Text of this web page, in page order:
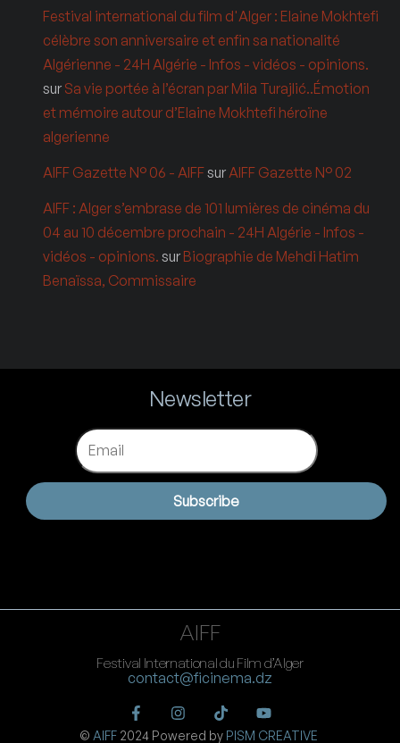
Festival international du film d'Alger : Elaine Mokhtefi
célèbre son anniversaire et enfin sa nationalité
Algérienne - 24H Algérie - Infos - vidéos - opinions.
sur Sa vie portée à l’écran par Mila Turajlić..Émotion
et mémoire autour d’Elaine Mokhtefi héroïne
algerienne
AIFF Gazette N° 06 - AIFFsurAIFF Gazette N° 02
AIFF : Alger s’embrase de 101 lumières de cinéma du
04 au 10 décembre prochain - 24H Algérie - Infos -
vidéos - opinions. sur Biographie de Mehdi Hatim
Benaïssa, Commissaire
Newsletter
Email
Subscribe
AIFF
Festival International du Film d’Alger
contact@ficinema.dz
© AIFF 2024 Powered by PISM CREATIVE